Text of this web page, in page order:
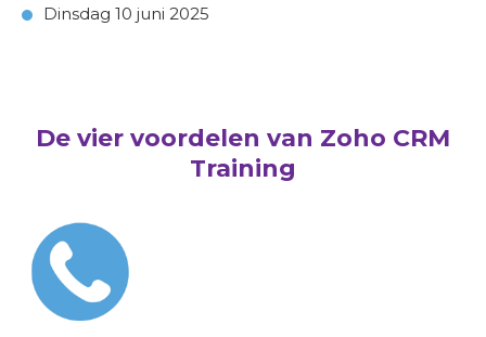
Dinsdag 10 juni 2025
De vier voordelen van Zoho CRM
Training